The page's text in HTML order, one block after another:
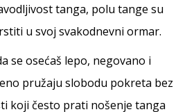
tanga, polu tange su
u svoj svakodnevni ormar.
se osećaš lepo, negovano i
pružaju slobodu pokreta bez
koji često prati nošenje tanga